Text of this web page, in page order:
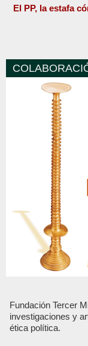
El PP, la estafa
Fundación Tercer
investigaciones y
ética política.